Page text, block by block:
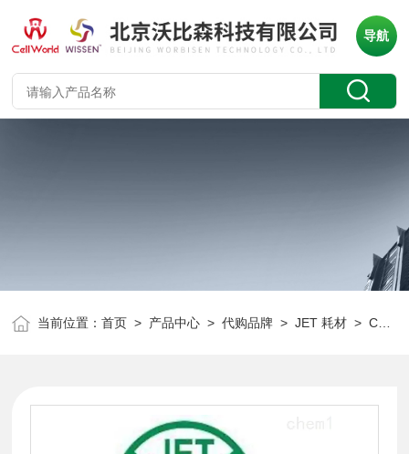
导航
当前位置：首页 > 产品中心 >代购品牌 >JET 耗材 > CFT512500JET 密封盖离心管 CFT512500